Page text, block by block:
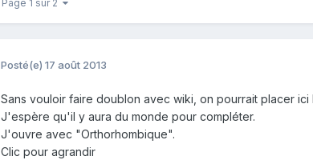
Page 1 sur 2
Posté(e) 17 août 2013
Sans vouloir faire doublon avec wiki, on pourrait placer
J'espère qu'il y aura du monde pour compléter.
J'ouvre avec "Orthorhombique".
Clic pour agrandir